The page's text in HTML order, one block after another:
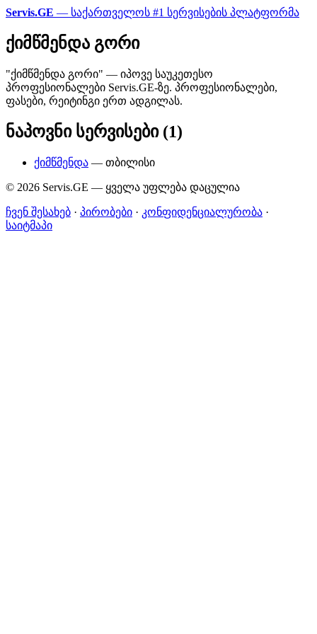
Servis.GE — საქართველოს #1 სერვისების პლატფორმა
ქიმწმენდა გორი
"ქიმწმენდა გორი" — იპოვე საუკეთესო
პროფესიონალები Servis.GE-ზე. პროფესიონალები,
ფასები, რეიტინგი ერთ ადგილას.
ნაპოვნი სერვისები (1)
ქიმწმენდა — თბილისი
© 2026 Servis.GE — ყველა უფლება დაცულია
ჩვენ შესახებ · პირობები · კონფიდენციალურობა ·
საიტმაპი